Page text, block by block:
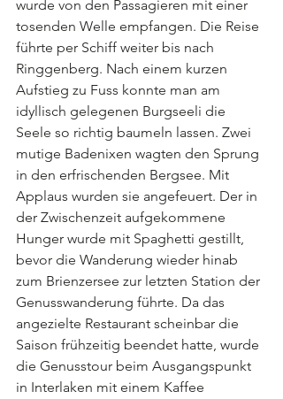
wurde von den Passagieren mit einer
tosenden Welle empfangen. Die Reise
führte per Schiff weiter bis nach
Ringgenberg. Nach einem kurzen
Aufstieg zu Fuss konnte man am
idyllisch gelegenen Burgseeli die
Seele so richtig baumeln lassen. Zwei
mutige Badenixen wagten den Sprung
in den erfrischenden Bergsee. Mit
Applaus wurden sie angefeuert. Der in
der Zwischenzeit aufgekommene
Hunger wurde mit Spaghetti gestillt,
bevor die Wanderung wieder hinab
zum Brienzersee zur letzten Station der
Genusswanderung führte. Da das
angezielte Restaurant scheinbar die
Saison frühzeitig beendet hatte, wurde
die Genusstour beim Ausgangspunkt
in Interlaken mit einem Kaffee